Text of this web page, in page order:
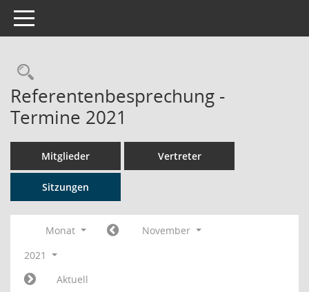
Toggle navigation
Rechercheauswahl
Referentenbesprechung -
Termine 2021
Mitglieder Vertreter
Sitzungen
Monat
November
2021
Aktuell